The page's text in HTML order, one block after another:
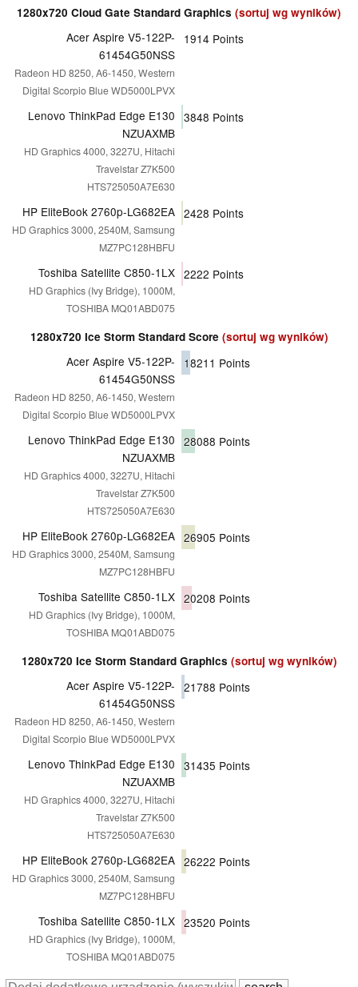
1280x720 Cloud Gate Standard Graphics (sortuj wg wyników)
Acer Aspire V5-122P-
61454G50NSS
Radeon HD 8250, A6-1450, Western
Digital Scorpio Blue WD5000LPVX
1914 Points
Lenovo ThinkPad Edge E130
NZUAXMB
HD Graphics 4000, 3227U, Hitachi
Travelstar Z7K500
HTS725050A7E630
3848 Points
HP EliteBook 2760p-LG682EA
HD Graphics 3000, 2540M, Samsung
MZ7PC128HBFU
2428 Points
Toshiba Satellite C850-1LX
HD Graphics (Ivy Bridge), 1000M,
TOSHIBA MQ01ABD075
2222 Points
1280x720 Ice Storm Standard Score (sortuj wg wyników)
Acer Aspire V5-122P-
61454G50NSS
Radeon HD 8250, A6-1450, Western
Digital Scorpio Blue WD5000LPVX
18211 Points
Lenovo ThinkPad Edge E130
NZUAXMB
HD Graphics 4000, 3227U, Hitachi
Travelstar Z7K500
HTS725050A7E630
28088 Points
HP EliteBook 2760p-LG682EA
HD Graphics 3000, 2540M, Samsung
MZ7PC128HBFU
26905 Points
Toshiba Satellite C850-1LX
HD Graphics (Ivy Bridge), 1000M,
TOSHIBA MQ01ABD075
20208 Points
1280x720 Ice Storm Standard Graphics (sortuj wg wyników)
Acer Aspire V5-122P-
61454G50NSS
Radeon HD 8250, A6-1450, Western
Digital Scorpio Blue WD5000LPVX
21788 Points
Lenovo ThinkPad Edge E130
NZUAXMB
HD Graphics 4000, 3227U, Hitachi
Travelstar Z7K500
HTS725050A7E630
31435 Points
HP EliteBook 2760p-LG682EA
HD Graphics 3000, 2540M, Samsung
MZ7PC128HBFU
26222 Points
Toshiba Satellite C850-1LX
HD Graphics (Ivy Bridge), 1000M,
TOSHIBA MQ01ABD075
23520 Points